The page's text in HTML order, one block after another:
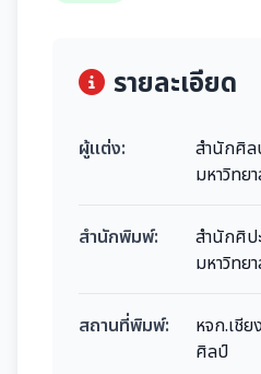
รายละเอียด
ผู้แต่ง:
สำนักศิล
มหาวิทย
สำนักพิมพ์:
สำนักศิป
มหาวิทย
สถานที่พิมพ์:
หจก.เชี
ศิลป์